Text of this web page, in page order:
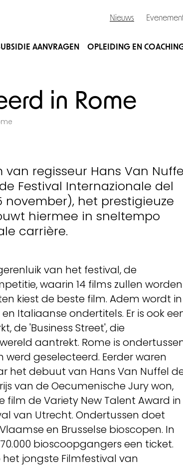
Nieuws
AANVRAGEN OPLEIDING EN
in Rome
regisseur Hans Van
Festival Internazionale del
november), het prestigieuze
hiermee in sneltempo
carrière.
van het festival, de
waarin 14 films zullen worden
kiest de beste film. Adem wordt in
Italiaanse ondertitels. Er is ook
de 'Business Street', die
aantrekt. Rome is
geselecteerd. Eerder waren
het debuut van Hans Van Nuffel
van de Oecumenische Jury won,
de Variety New Talent Award in
van Utrecht. Ondertussen doet
en Brusselse bioscopen. In
bioscoopgangers een ticket.
jongste Filmfestival van